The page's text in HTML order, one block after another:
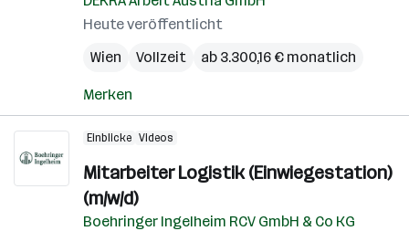
Heute veröffentlicht
Wien
Vollzeit ab 3.300,16 € monatlich
Merken
Einblicke Videos
Mitarbeiter Logistik (Einwiegestation)
(m/w/d)
Boehringer Ingelheim RCV GmbH & Co KG